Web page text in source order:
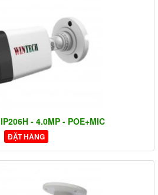
- 4.0MP - POE+MIC
ĐẶT HÀNG